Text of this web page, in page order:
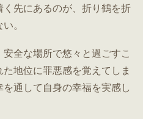
先にあるのが、折り鶴を折
。
全な場所で悠々と過ごすこ
地位に罪悪感を覚えてしま
通して自身の幸福を実感し